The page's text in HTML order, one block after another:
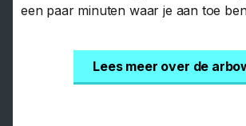
een paar minuten waar je aan toe
Lees meer over de